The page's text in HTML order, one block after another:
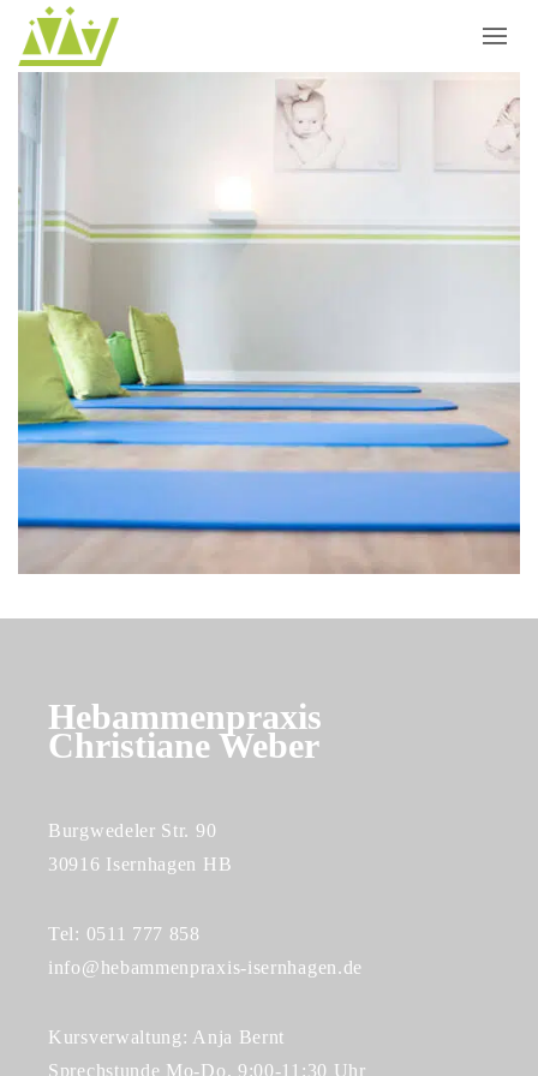
Hebammenpraxis
Christiane Weber
Burgwedeler Str. 90
30916 Isernhagen HB
Tel: 0511 777 858
info@hebammenpraxis-isernhagen.de
Kursverwaltung: Anja Bernt
Sprechstunde Mo-Do, 9:00-11:30 Uhr